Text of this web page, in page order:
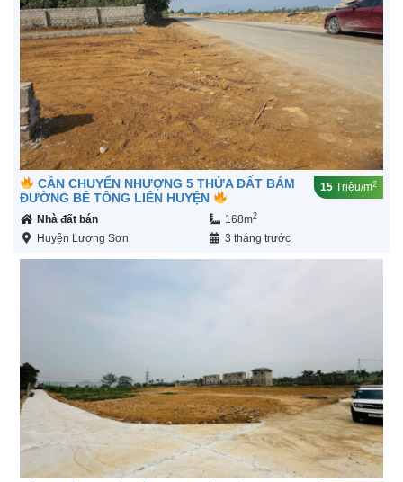
CẦN CHUYỂN NHƯỢNG 5 THỬA ĐẤT BÁM
ĐƯỜNG BÊ TÔNG LIÊN HUYỆN
15 Triệu/m2
Nhà đất bán 168m2
Huyện Lương Sơn 3 tháng trước